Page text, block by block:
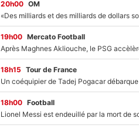
20h00 OM
19h00 Mercato Football
18h15 Tour de France
18h00 Football